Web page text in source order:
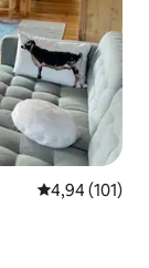
4,94 (101)